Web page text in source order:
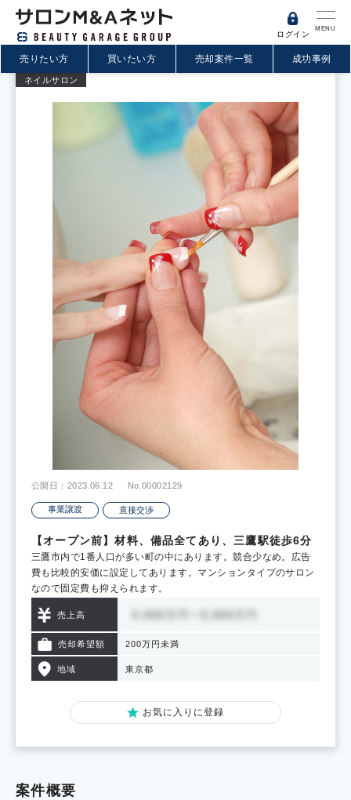
MENU
ログイン
売りたい方 買いたい方 売却案件一覧 成功事例
ネイルサロン
公開日：2023.06.12 No.00002129
事業譲渡 直接交渉
【オープン前】材料、備品全てあり、三鷹駅徒歩6分
三鷹市内で1番人口が多い町の中にあります。競合少なめ。広告
費も比較的安価に設定してあります。マンションタイプのサロン
なので固定費も抑えられます。
売上高
売却希望額 200万円未満
地域 東京都
お気に入りに登録
案件概要